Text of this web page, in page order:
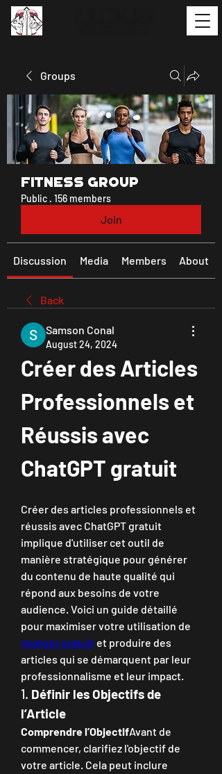
Groups
Fitness Group
Public · 156 members
Join
Discussion Media Members About
Back
Samson Conal
August 24, 2024
Créer des Articles
Professionnels et
Réussis avec
ChatGPT gratuit
Créer des articles professionnels et
réussis avec ChatGPT gratuit
implique d'utiliser cet outil de
manière stratégique pour générer
du contenu de haute qualité qui
répond aux besoins de votre
audience. Voici un guide détaillé
chatgpt gratuit et produire des
articles qui se démarquent par leur
professionnalisme et leur impact.
1. Définir les Objectifs de
l’Article
Comprendre l’ObjectifAvant de
commencer, clarifiez l'objectif de
votre article. Cela peut inclure